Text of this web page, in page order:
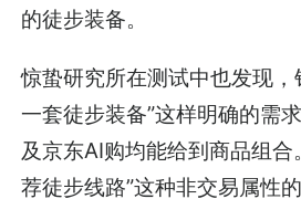
的徒步装备。
惊蛰研究所在测试中也发现，
一套徒步装备”这样明确的需
及京东AI购均能给到商品组合
荐徒步线路”这种非交易属性